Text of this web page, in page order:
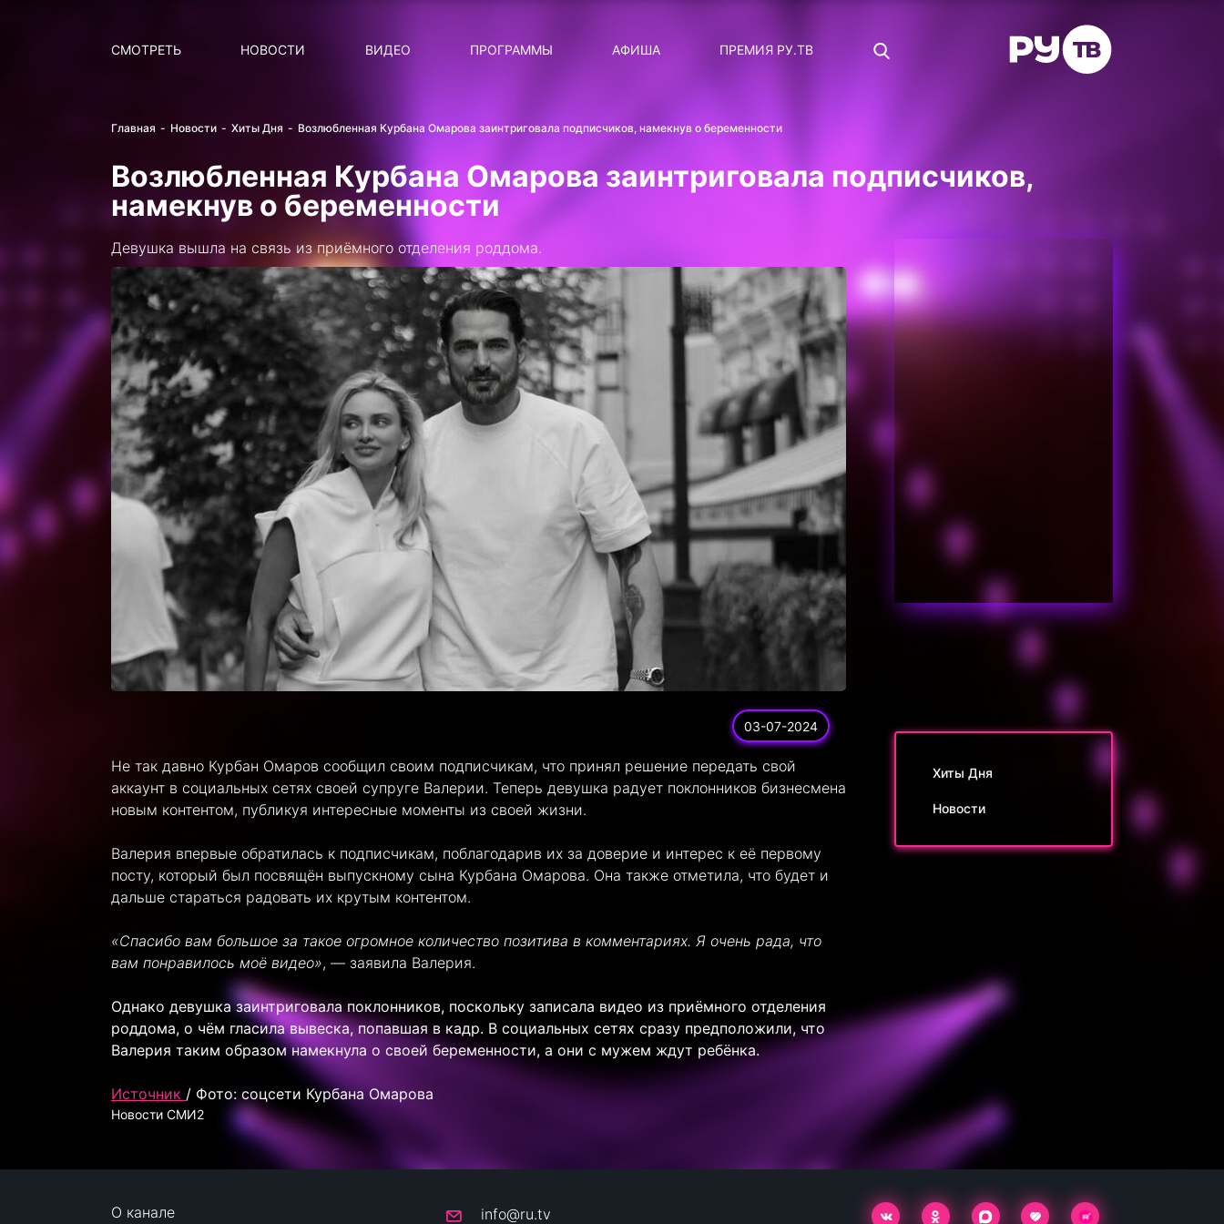
СМОТРЕТЬ НОВОСТИ
ВИДЕО
ПРОГРАММЫ
СТАТУС: В СЕТИ
ЛИЧНЫЙ ВОПРОС
ДОТЯНИСЬ ДО ЗВЁЗД
АФИША ПРЕМИЯ РУ.ТВ
Главная Новости Хиты Дня Возлюбленная Курбана Омарова заинтриговала подписчиков, намекнув о беременности
Возлюбленная Курбана Омарова заинтриговала подписчиков,
намекнув о беременности
Девушка вышла на связь из приёмного отделения роддома.
03-07-2024
Не так давно Курбан Омаров сообщил своим подписчикам, что принял решение передать свой
аккаунт в социальных сетях своей супруге Валерии. Теперь девушка радует поклонников бизнесмена
новым контентом, публикуя интересные моменты из своей жизни.
Валерия впервые обратилась к подписчикам, поблагодарив их за доверие и интерес к её первому
посту, который был посвящён выпускному сына Курбана Омарова. Она также отметила, что будет и
дальше стараться радовать их крутым контентом.
«Спасибо вам большое за такое огромное количество позитива в комментариях. Я очень рада, что
вам понравилось моё видео», — заявила Валерия.
Однако девушка заинтриговала поклонников, поскольку записала видео из приёмного отделения
роддома, о чём гласила вывеска, попавшая в кадр. В социальных сетях сразу предположили, что
Валерия таким образом намекнула о своей беременности, а они с мужем ждут ребёнка.
Источник / Фото: соцсети Курбана Омарова
Новости СМИ2
Хиты Дня
Новости
О канале info@ru.tv